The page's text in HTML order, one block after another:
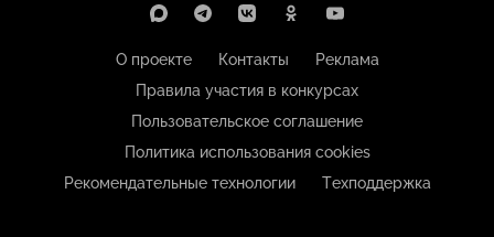
О проекте Контакты
Реклама
Правила участия в конкурсах
Пользовательское соглашение
Политика использования cookies
Рекомендательные технологии
Техподдержка